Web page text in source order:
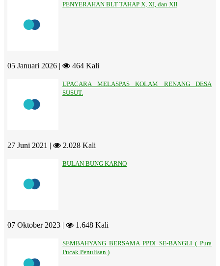
PENYERAHAN BLT TAHAP X, XI, dan XII
05 Januari 2026 | 464 Kali
UPACARA MELASPAS KOLAM RENANG DESA
SUSUT.
27 Juni 2021 | 2.028 Kali
BULAN BUNG KARNO
07 Oktober 2023 | 1.648 Kali
SEMBAHYANG BERSAMA PPDI SE-BANGLI ( Pura
Pucak Penulisan )